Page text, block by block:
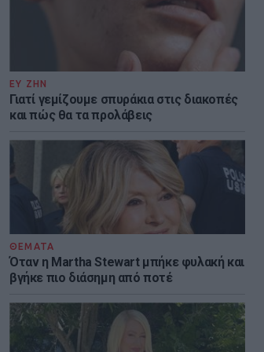
ΕΥ ΖΗΝ
Γιατί γεμίζουμε σπυράκια στις διακοπές
και πώς θα τα προλάβεις
ΘΕΜΑΤΑ
Όταν η Martha Stewart μπήκε φυλακή και
βγήκε πιο διάσημη από ποτέ